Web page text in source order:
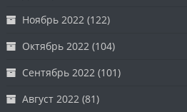
Ноябрь 2022 (122)
Октябрь 2022 (104)
Сентябрь 2022 (101)
Август 2022 (81)